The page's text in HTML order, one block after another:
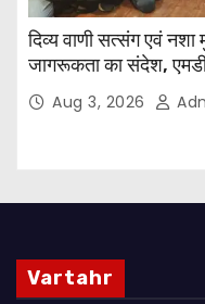
दिव्य वाणी सत्संग एवं
जागरूकता का संदेश,
संकल्पAug 3, 2026
Vartahr